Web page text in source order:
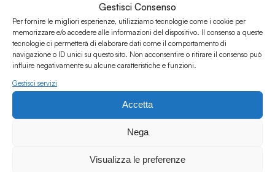
Gestisci Consenso
Per fornire le migliori esperienze, utilizziamo tecnologie come i cookie per
memorizzare e/o accedere alle informazioni del dispositivo. Il consenso a queste
tecnologie ci permetterà di elaborare dati come il comportamento di
navigazione o ID unici su questo sito. Non acconsentire o ritirare il consenso può
influire negativamente su alcune caratteristiche e funzioni.
Gestisci servizi
Accetta
Nega
Visualizza le preferenze
17.06.2026
Class+ 72 w/ MorraMc
/ Jazz